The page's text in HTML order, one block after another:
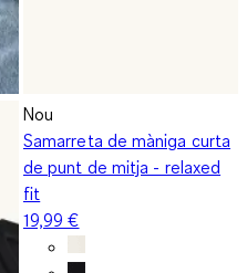
Nou
Samarreta de màniga curta
de punt de mitja - relaxed
fit
19,99 €